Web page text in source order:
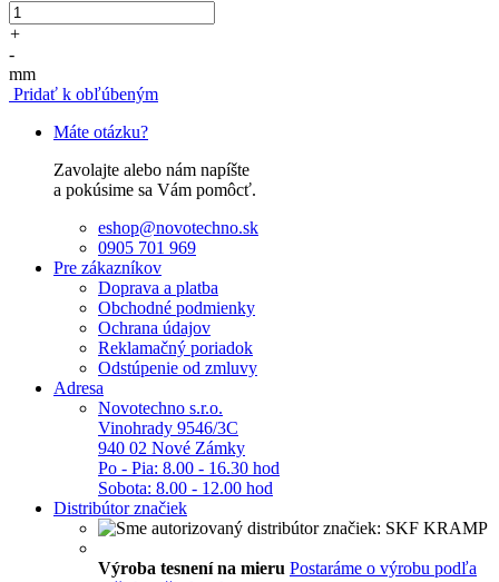
+
-
mm
Pridať k obľúbeným
Máte otázku?
Zavolajte alebo nám napíšte
a pokúsime sa Vám pomôcť.
eshop@novotechno.sk
0905 701 969
Pre zákazníkov
Doprava a platba
Obchodné podmienky
Ochrana údajov
Reklamačný poriadok
Odstúpenie od zmluvy
Adresa
Novotechno s.r.o.
Vinohrady 9546/3C
940 02 Nové Zámky
Po - Pia: 8.00 - 16.30 hod
Sobota: 8.00 - 12.00 hod
Distribútor značiek
Výroba tesnení na mieru Postaráme o výrobu podľa